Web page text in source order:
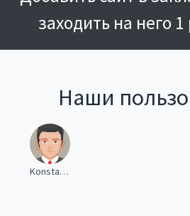
заходить на него
Наши
Konstantin Eliseev